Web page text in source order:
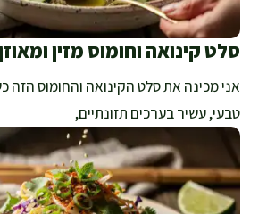
סלט קינואה וחומוס מזין
אני מכינה את סלט הקינואה והחומוס הזה
טבעי, עשיר בערכים תזונתיים,